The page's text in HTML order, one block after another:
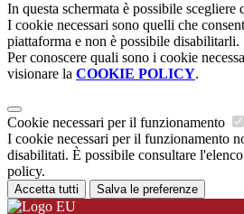
In questa schermata è possibile scegliere
I cookie necessari sono quelli che
piattaforma e non è possibile disabilitarli.
Per conoscere quali sono i cookie
visionare la COOKIE POLICY.
Cookie necessari per il funzionamento
I cookie necessari per il funzionamento
disabilitati. È possibile consultare
policy.
Accetta tutti Salva le preferenze